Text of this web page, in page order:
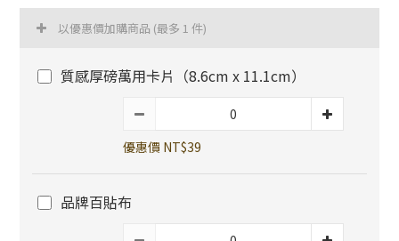
以優惠價加購商品 (最多 1 件)
質感厚磅萬用卡片（8.6cm x 11.1cm）
優惠價 NT$39
品牌百貼布